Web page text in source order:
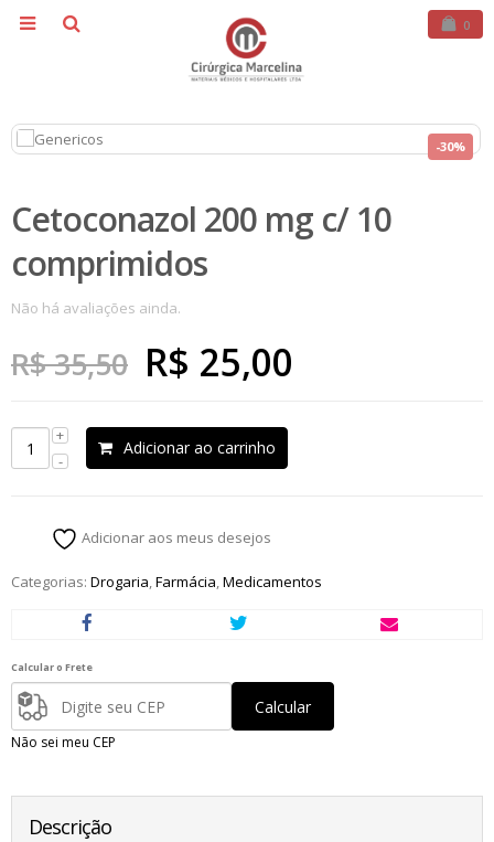
0
-30%
Cetoconazol 200 mg c/ 10
comprimidos
Não há avaliações ainda.
R$35,50 O
preço
original
era:
R$ 25,00
Adicionar ao carrinho
Adicionar aos meus desejos
Categorias: Drogaria,Farmácia,Medicamentos
Calcular o Frete
Calcular
Não sei meu CEP
Descrição